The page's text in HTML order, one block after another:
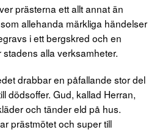
prästerna ett allt annat än
allehanda märkliga händelser
i ett bergskred och en
alla verksamheter.
drabbar en påfallande stor del
dödsoffer. Gud, kallad Herran,
och tänder eld på hus.
prästmötet och super till